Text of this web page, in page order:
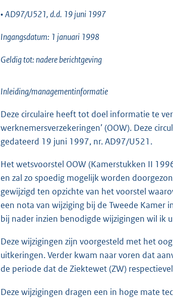
•AD97/U521, d.d. 19 juni 1997
Ingangsdatum: 1 januari 1998
Geldig tot: nadere berichtgeving
Inleiding/managementinformatie
Deze circulaire heeft tot doel informatie te
werknemersverzekeringen’ (OOW). Deze
gedateerd 19 juni 1997, nr. AD97/U521.
Het wetsvoorstel OOW (Kamerstukken II
en zal zo spoedig mogelijk worden
gewijzigd ten opzichte van het voorstel
een nota van wijziging bij de Tweede Kamer
bij nader inzien benodigde wijzigingen wil ik
Deze wijzigingen zijn voorgesteld met het
uitkeringen. Verder kwam naar voren dat
de periode dat de Ziektewet (ZW)
Deze wijzigingen dragen een in hoge mate